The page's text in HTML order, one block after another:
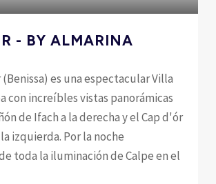
- BY ALMARINA
es una espectacular Villa
con increíbles vistas panorámicas
de Ifach a la derecha y el Cap d'ór
izquierda. Por la noche
toda la iluminación de Calpe en el